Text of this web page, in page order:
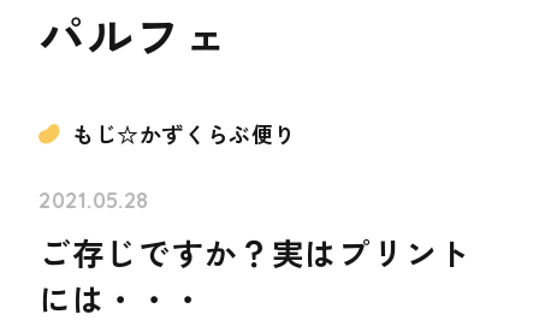
パルフェ
もじ☆かずくらぶ便り
2021.05.28
ご存じですか？実はプリント
には・・・